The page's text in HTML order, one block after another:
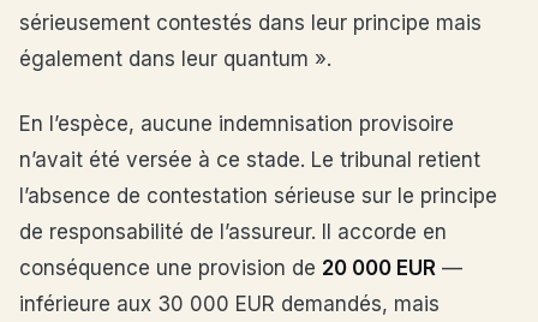
sérieusement contestés dans leur principe mais
également dans leur quantum ».
En l’espèce, aucune indemnisation provisoire
n’avait été versée à ce stade. Le tribunal retient
l’absence de contestation sérieuse sur le principe
de responsabilité de l’assureur. Il accorde en
conséquence une provision de 20 000 EUR —
inférieure aux 30 000 EUR demandés, mais